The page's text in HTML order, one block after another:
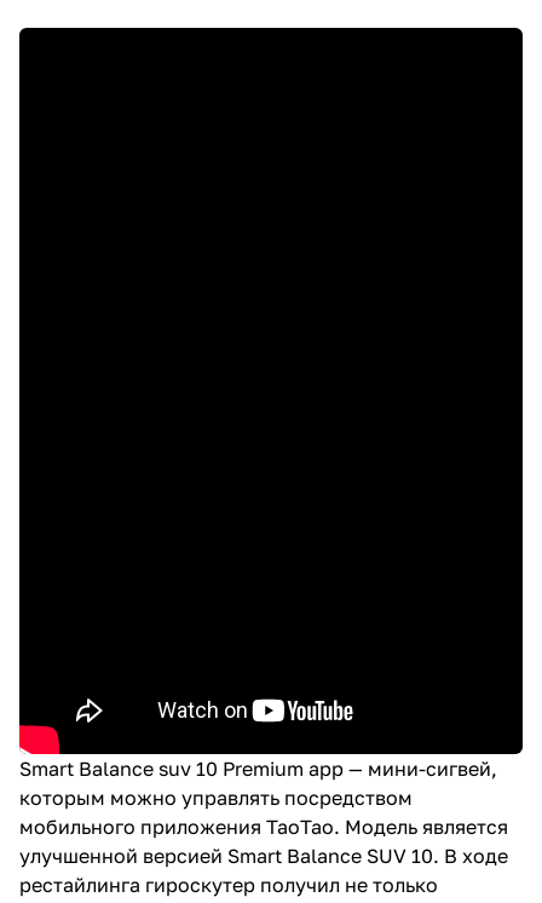
Smart Balance suv 10 Premium app — мини-сигвей,
которым можно управлять посредством
мобильного приложения TaoTao. Модель является
улучшенной версией Smart Balance SUV 10. В ходе
рестайлинга гироскутер получил не только